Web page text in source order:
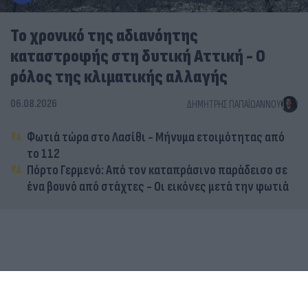
Το χρονικό της αδιανόητης
καταστροφής στη δυτική Αττική - Ο
ρόλος της κλιματικής αλλαγής
06.08.2026 ΔΗΜΉΤΡΗΣ ΠΑΠΑΪΩΆΝΝΟΥ
Φωτιά τώρα στο Λασίθι - Μήνυμα ετοιμότητας από
το 112